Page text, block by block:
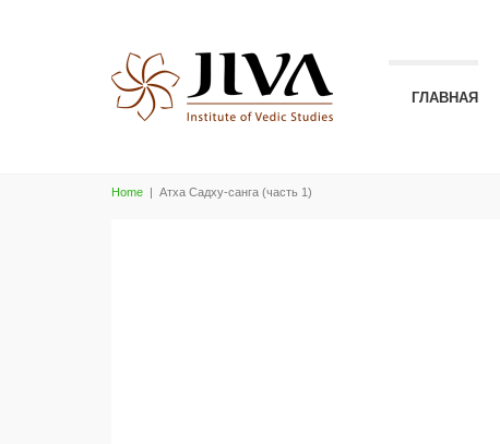
ГЛАВНАЯ
Home | Атха Садху-санга (часть 1)